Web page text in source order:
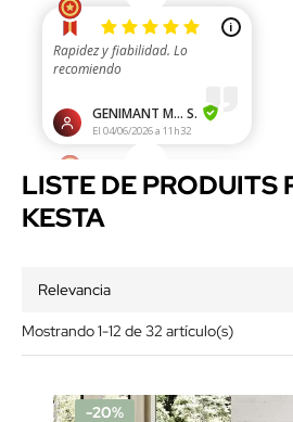
LISTE DE PRODUITS
KESTA
Relevancia
Mostrando 1-12 de 32 artículo(s)
-20%